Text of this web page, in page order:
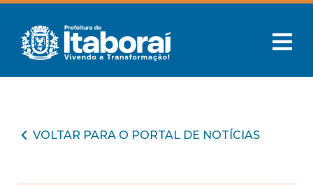
VOLTAR PARA O PORTAL DE NOTÍCIAS